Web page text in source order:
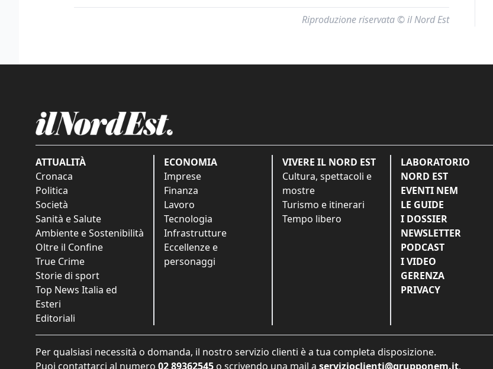
Riproduzione riservata © il Nord Est
ATTUALITÀ
Cronaca
Politica
Società
Sanità e Salute
Ambiente e Sostenibilità
Oltre il Confine
True Crime
Storie di sport
Top News Italia ed
Esteri
Editoriali
ECONOMIA
Imprese
Finanza
Lavoro
Tecnologia
Infrastrutture
Eccellenze e
personaggi
VIVERE IL NORD EST
Cultura, spettacoli e
mostre
Turismo e itinerari
Tempo libero
LABORATORIO
NORD EST
EVENTI NEM
LE GUIDE
I DOSSIER
NEWSLETTER
PODCAST
I VIDEO
GERENZA
PRIVACY
Per qualsiasi necessità o domanda, il nostro servizio clienti è a tua completa disposizione.
Puoi contattarci al numero 02 89362545 o scrivendo una mail a servizioclienti@grupponem.it.